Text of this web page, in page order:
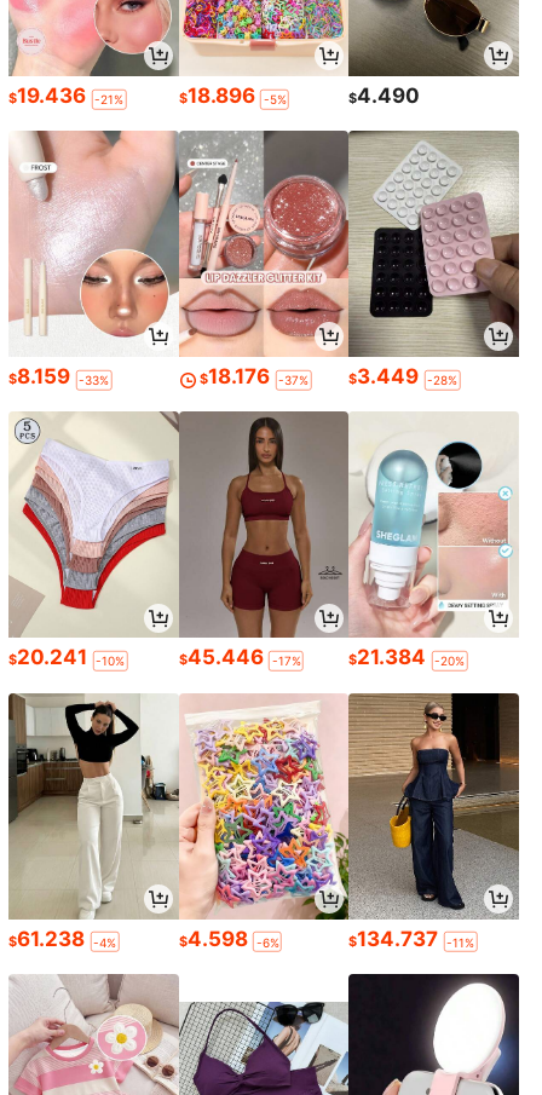
$19.436 -21% $18.896 -5% $4.490
$8.159 -33% $18.176 -37% $3.449 -28%
$20.241 -10% $45.446 -17% $21.384 -20%
$61.238 -4% $4.598 -6% $134.737 -11%